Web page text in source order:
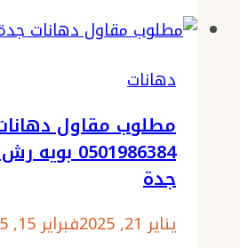
نوم
جدة
0501986384
ديكورات
جدران
دهانات
مطلوب مقاول
0501986384
جدة
يناير 21, 2025
فبراير 15, 2025